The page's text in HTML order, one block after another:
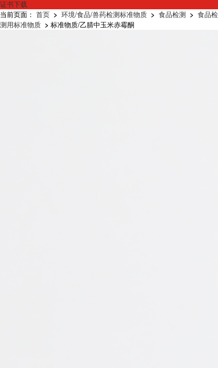
证书下载
当前页面： 首页 > 环境/食品/兽药检测标准物质 > 食品检测 > 食品检
测用标准物质 > 标准物质/乙腈中玉米赤霉酮